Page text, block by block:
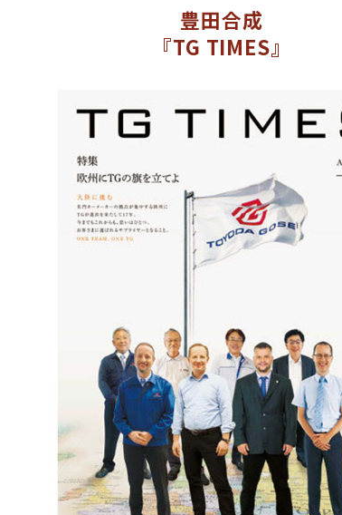
豊田合成
『TG TIMES』